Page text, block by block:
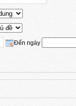
Đến ngày